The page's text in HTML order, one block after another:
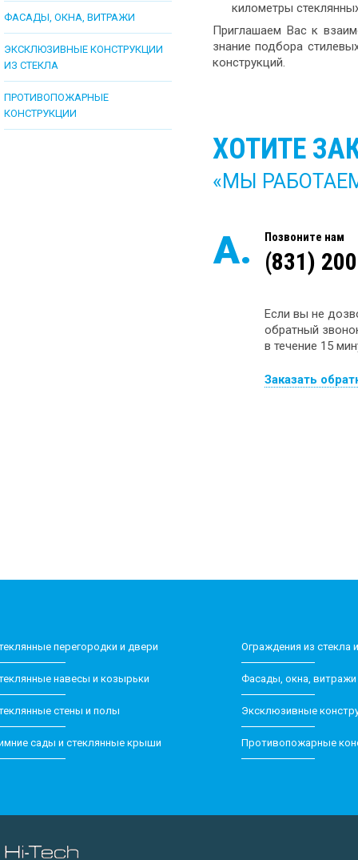
ФАСАДЫ, ОКНА, ВИТРАЖИ
ЭКСКЛЮЗИВНЫЕ КОНСТРУКЦИИ
ИЗ СТЕКЛА
ПРОТИВОПОЖАРНЫЕ
КОНСТРУКЦИИ
километры
Приглашаем Вас к
знание подбора
конструкций.
ХОТИТЕ
«МЫ
А. Позвоните нам
(831)
Если вы не
обратный
в течение 15
Заказать
Стеклянные перегородки и двери
навесы и козырьки
стены и полы
сады и стеклянные крыши
Ограждения из стекла
Фасады, окна, витражи
Эксклюзивные
Противопожарные